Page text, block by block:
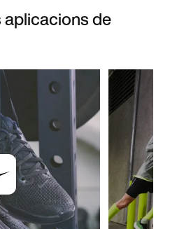
aplicacions de